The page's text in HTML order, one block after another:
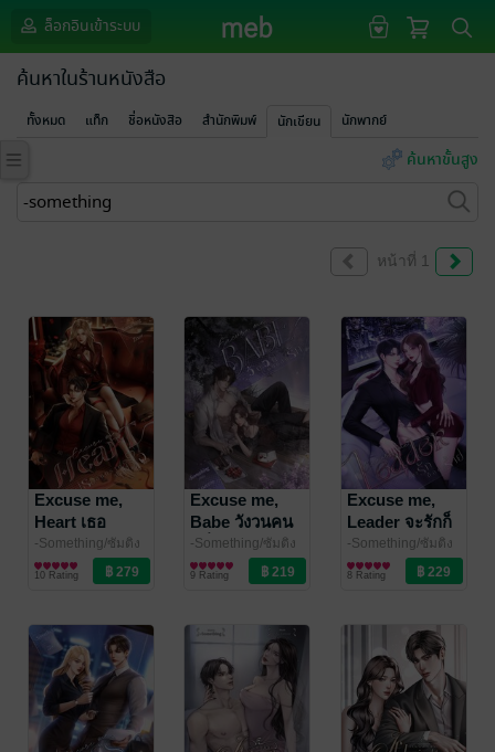
ล็อกอินเข้าระบบ
ค้นหาในร้านหนังสือ
ทั้งหมด แท็ก ชื่อหนังสือ สำนักพิมพ์ นักเขียน นักพากย์
ค้นหาขั้นสูง
หน้าที่ 1
Excuse me,
Heart เธอ
อันตรายต่อ
หัวใจ
-Something/ซัมติง
นิยายโรมานซ์
10 Rating
Excuse me,
Babe วังวนคน
คลั่งรัก
-Something/ซัมติง
นิยายรัก
9 Rating
Excuse me,
Leader จะรักก็
อย่าร้าย
-Something/ซัมติง
นิยายโรมานซ์
8 Rating